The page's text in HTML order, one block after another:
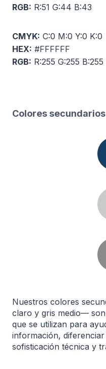
RGB: R:51 G:44 B:43
CMYK: C:0 M:0 Y:0 K:0
HEX: #FFFFFF
RGB: R:255 G:255 B:255
Colores secundarios
Nuestros colores
claro y gris medio—
que se utilizan para
información,
sofisticación técnica y